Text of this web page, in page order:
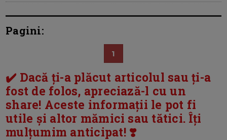
Pagini:
1
✔️ Dacă ți-a plăcut articolul sau ți-a
fost de folos, apreciază-l cu un
share! Aceste informații le pot fi
utile și altor mămici sau tătici. Îți
mulțumim anticipat! ❣️